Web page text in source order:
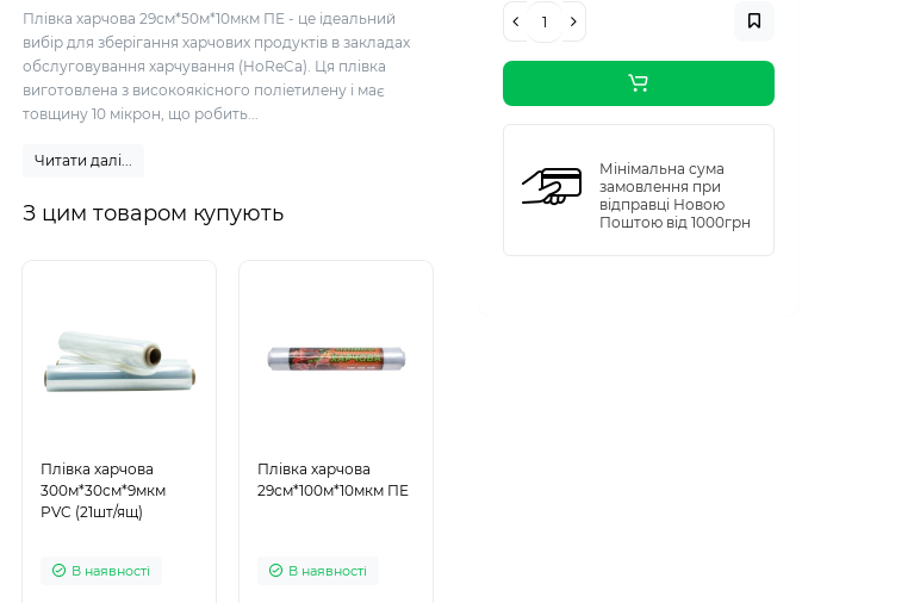
Плівка харчова 29см*50м*10мкм ПЕ - це ідеальний
вибір для зберігання харчових продуктів в закладах
обслуговування харчування (HoReCa). Ця плівка
виготовлена з високоякісного поліетилену і має
товщину 10 мікрон, що робить...
Читати далі...
З цим товаром купують
Плівка харчова
300м*30см*9мкм
PVC (21шт/ящ)
В наявності
Плівка харчова
29см*100м*10мкм ПЕ
В наявності
Мінімальна сума
замовлення при
відправці Новою
Поштою від 1000грн